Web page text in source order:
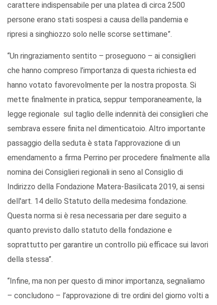
carattere indispensabile per una platea di circa 2500
persone erano stati sospesi a causa della pandemia e
ripresi a singhiozzo solo nelle scorse settimane”.
“Un ringraziamento sentito – proseguono – ai consiglieri
che hanno compreso l’importanza di questa richiesta ed
hanno votato favorevolmente per la nostra proposta. Si
mette finalmente in pratica, seppur temporaneamente, la
legge regionale sul taglio delle indennità dei consiglieri che
sembrava essere finita nel dimenticatoio. Altro importante
passaggio della seduta è stata l’approvazione di un
emendamento a firma Perrino per procedere finalmente alla
nomina dei Consiglieri regionali in seno al Consiglio di
Indirizzo della Fondazione Matera-Basilicata 2019, ai sensi
dell'art. 14 dello Statuto della medesima fondazione.
Questa norma si è resa necessaria per dare seguito a
quanto previsto dallo statuto della fondazione e
soprattutto per garantire un controllo più efficace sui lavori
della stessa”.
“Infine, ma non per questo di minor importanza, segnaliamo
– concludono – l’approvazione di tre ordini del giorno volti a